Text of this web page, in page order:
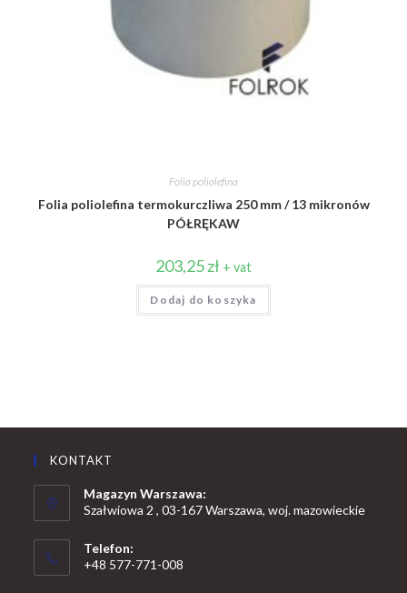
Folia poliolefina
Folia poliolefina termokurczliwa 250 mm / 13 mikronów
PÓŁRĘKAW
203,25zł + vat
Dodaj do koszyka
KONTAKT
Magazyn Warszawa:
Szałwiowa 2 , 03-167 Warszawa, woj. mazowieckie
Telefon:
+48 577-771-008